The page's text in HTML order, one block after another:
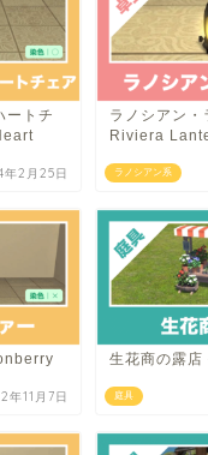
ートチ
年2月25日 ラノシアン系
ラノシアン・
Riviera
年11月7日 庭具
生花商の露